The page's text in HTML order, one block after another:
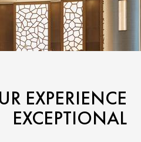
EXPERIENCE
EXCEPTIONAL